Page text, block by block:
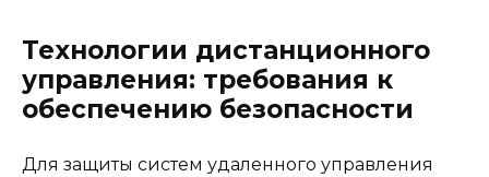
Технологии дистанционного
управления: требования к
обеспечению безопасности
Для защиты систем удаленного управления